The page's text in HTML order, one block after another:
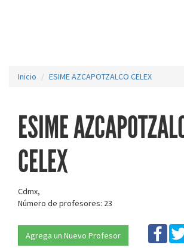
Inicio ESIME AZCAPOTZALCO CELEX
ESIME
CELEX
Cdmx,
Número de profesores: 23
Agrega un Nuevo Profesor